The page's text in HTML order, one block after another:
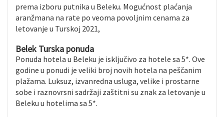
prema izboru putnika u Beleku. Mogućnost plaćanja
aranžmana na rate po veoma povoljnim cenama za
letovanje u Turskoj 2021,
Belek Turska ponuda
Ponuda hotela u Beleku je isključivo za hotele sa 5*. Ove
godine u ponudi je veliki broj novih hotela na peščanim
plažama. Luksuz, izvanredna usluga, velike i prostarne
sobe i raznovrsni sadržaji zaštitni su znak za letovanje u
Beleku u hotelima sa 5*.